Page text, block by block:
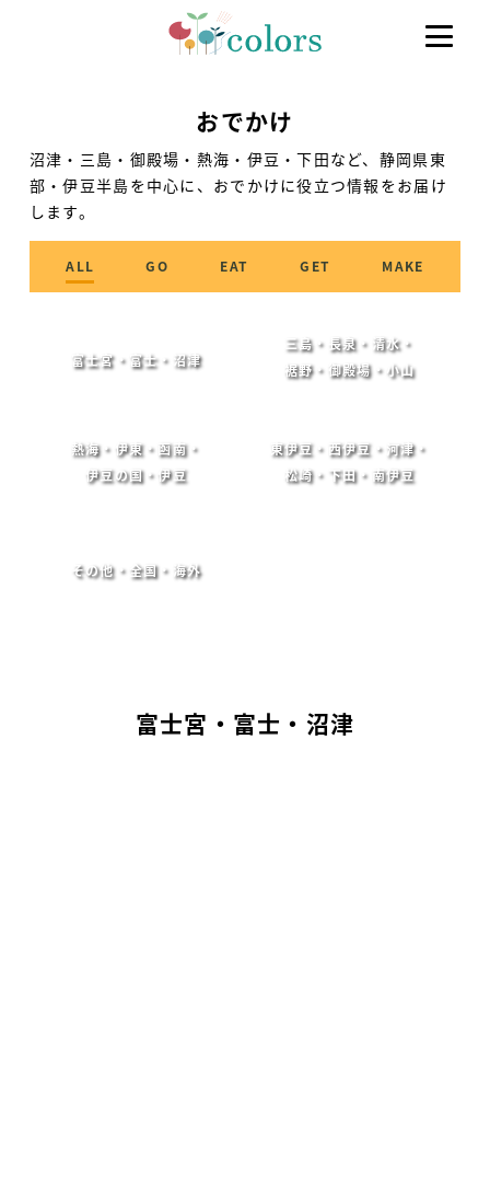
おでかけ
沼津・三島・御殿場・熱海・伊豆・下田など、静岡県東
部・伊豆半島を中心に、おでかけに役立つ情報をお届け
します。
ALL GO EAT GET MAKE
富士宮・富士・沼津
三島・長泉・清水・
裾野・御殿場・小山
熱海・伊東・函南・
伊豆の国・伊豆
東伊豆・西伊豆・河津・
松崎・下田・南伊豆
その他・全国・海外
富士宮・富士・沼津